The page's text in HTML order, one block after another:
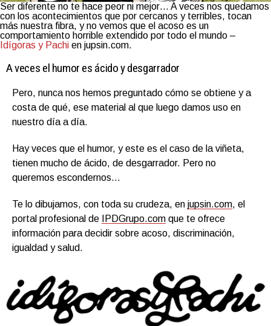
Ser diferente no te hace peor ni mejor… A veces nos quedamos
con los acontecimientos que por cercanos y terribles, tocan
más nuestra fibra, y no vemos que el acoso es un
comportamiento horrible extendido por todo el mundo –
Idígoras y Pachi en jupsin.com.
A veces el humor es ácido y desgarrador
Pero, nunca nos hemos preguntado cómo se obtiene y a
costa de qué, ese material al que luego damos uso en
nuestro día a día.
Hay veces que el humor, y este es el caso de la viñeta,
tienen mucho de ácido, de desgarrador. Pero no
queremos escondernos…
Te lo dibujamos, con toda su crudeza, en jupsin.com, el
portal profesional de
IPDGrupo.com que te ofrece
información para decidir sobre acoso, discriminación,
igualdad y salud.